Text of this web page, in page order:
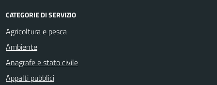
CATEGORIE DI SERVIZIO
Agricoltura e pesca
Ambiente
Anagrafe e stato civile
Appalti pubblici